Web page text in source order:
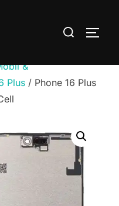
Sök
&
Plus / Phone 16 Plus